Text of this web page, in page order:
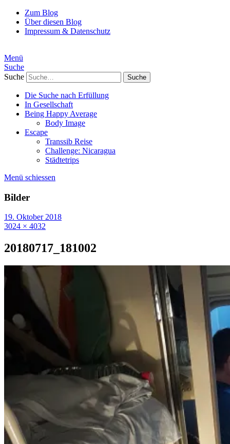
Zum Blog
Über diesen Blog
Impressum & Datenschutz
Menü
Suche
Suche
Die Suche nach Erfüllung
In Gesellschaft
Being Happy Average
Body Image
Escape
Transsib Reise
Challenge: Nicaragua
Städtetrips
Menü schiessen
Bilder
19. Oktober 2018
3024 × 4032
20180717_181002